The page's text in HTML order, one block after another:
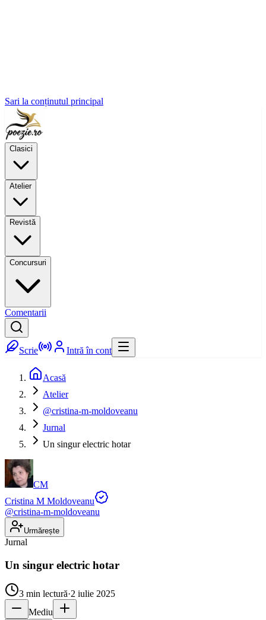
Sari la conținutul principal
Clasici
Atelier
Revistă
Concursuri
Comentarii
Scrie Intră în cont
Acasă
Atelier
@cristina-m-moldoveanu
Jurnal
Un singur electric hotar
CM
Cristina M Moldoveanu
@cristina-m-moldoveanu
Urmărește
Jurnal
Un singur electric hotar
3 min lectură·2 iulie 2025
Mediu